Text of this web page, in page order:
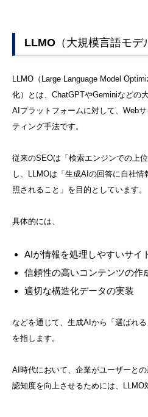
LLMO（大規模言語モデ
LLMO（Large Language Model
化）とは、ChatGPTやGeminiなどの
AIプラットフォームに対して、Web
ティング手法です。
従来のSEOは「検索エンジンでの上
し、LLMOは「生成AIの回答に自社
照されること」を目的としています。
具体的には、
AIが情報を処理しやすいサイ
信頼性の高いコンテンツの作
適切な構造化データの実装
などを通じて、生成AIから「選ばれ
を指します。
AI時代において、企業がユーザーと
認知度を向上させるためには、LLMO